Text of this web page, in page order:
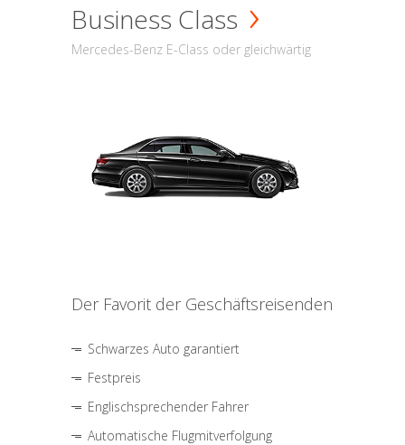
Business Class
Mercedes-Benz E-Class oder gleichwärtig
Der Favorit der Geschäftsreisenden
Schwarzes Auto garantiert
Festpreis
Englischsprechender Fahrer
Automatische Flugmitverfolgung